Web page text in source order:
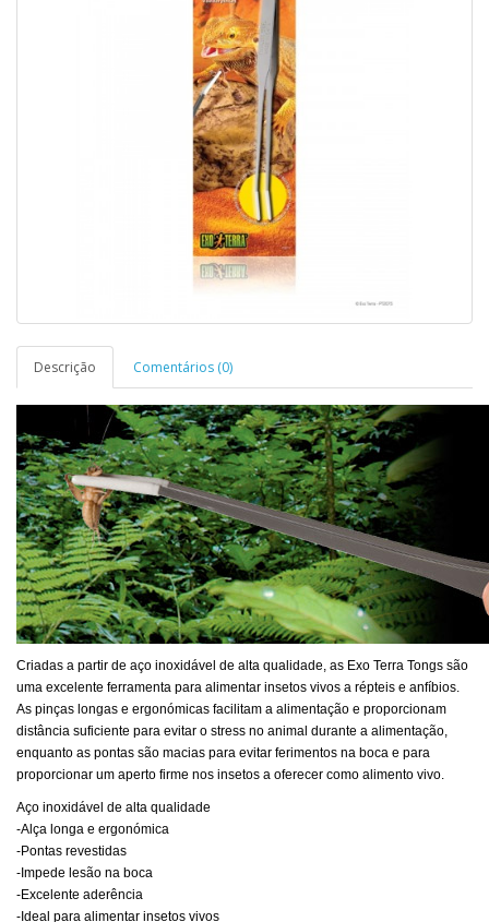
Descrição Comentários (0)
Criadas a partir de aço inoxidável de alta qualidade, as Exo Terra Tongs são
uma excelente ferramenta para alimentar insetos vivos a répteis e anfíbios.
As pinças longas e ergonómicas facilitam a alimentação e proporcionam
distância suficiente para evitar o stress no animal durante a alimentação,
enquanto as pontas são macias para evitar ferimentos na boca e para
proporcionar um aperto firme nos insetos a oferecer como alimento vivo.
Aço inoxidável de alta qualidade
-Alça longa e ergonómica
-Pontas revestidas
-Impede lesão na boca
-Excelente aderência
-Ideal para alimentar insetos vivos